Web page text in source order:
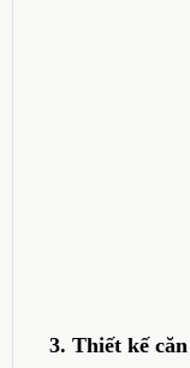
3. Thiết kế căn